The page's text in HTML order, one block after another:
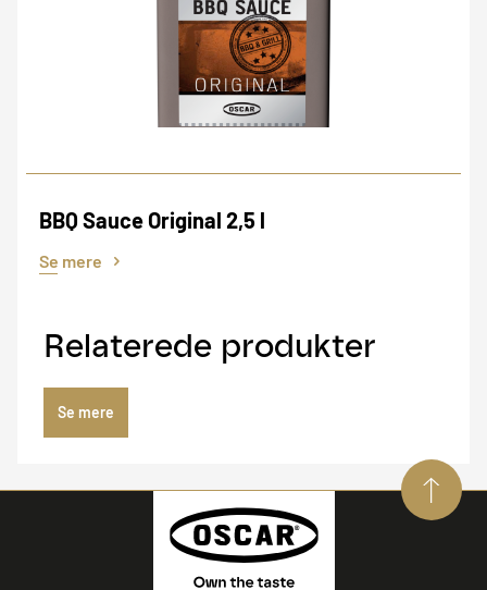
Relaterede produkter
Se mere
BBQ Sauce Original 2,5 l
Se mere